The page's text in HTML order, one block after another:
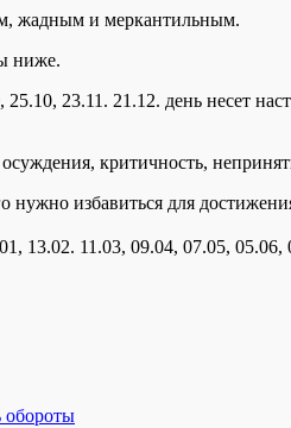
жадным и меркантильным.
ниже.
23.11. 21.12. день несет
критичность,
нужно избавиться для
13.02. 11.03, 09.04, 07.05,
обороты